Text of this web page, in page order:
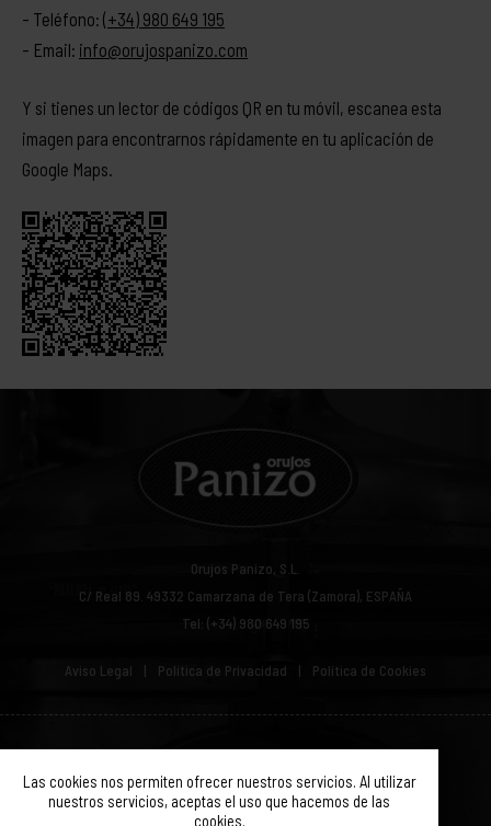
Las cookies nos permiten ofrecer nuestros servicios. Al utilizar
nuestros servicios, aceptas el uso que hacemos de las
cookies.
- Teléfono: (+34) 980 649 195
- Email: info@orujospanizo.com
Y si tienes un lector de códigos QR en tu móvil, escanea esta
imagen para encontrarnos rápidamente en tu aplicación de
Google Maps.
Orujos Panizo, S.L.
C/ Real 89. 49332 Camarzana de Tera (Zamora), ESPAÑA
Tel: (+34) 980 649 195
Aviso Legal Política de Privacidad Política de Cookies